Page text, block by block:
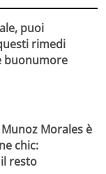
puoi
rimedi
buonumore
Morales è
chic:
resto